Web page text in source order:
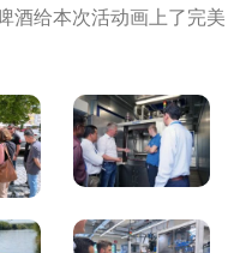
酒给本次活动画上了完美